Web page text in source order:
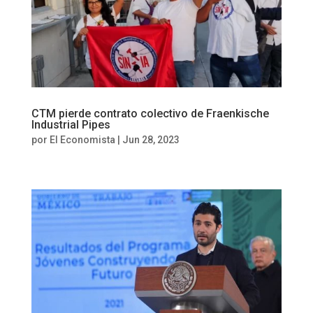
CTM pierde contrato colectivo de Fraenkische
Industrial Pipes
por El Economista Jun 28, 2023